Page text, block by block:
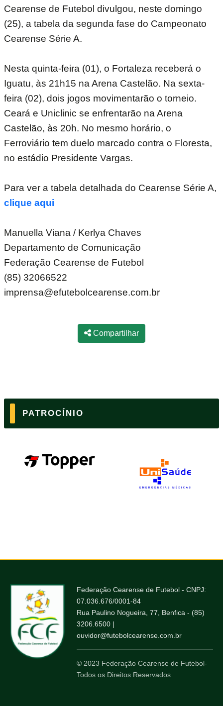
Cearense de Futebol divulgou, neste domingo
(25), a tabela da segunda fase do Campeonato
Cearense Série A.
Nesta quinta-feira (01), o Fortaleza receberá o
Iguatu, às 21h15 na Arena Castelão. Na sexta-
feira (02), dois jogos movimentarão o torneio.
Ceará e Uniclinic se enfrentarão na Arena
Castelão, às 20h. No mesmo horário, o
Ferroviário tem duelo marcado contra o Floresta,
no estádio Presidente Vargas.
Para ver a tabela detalhada do Cearense Série A,
clique aqui
Manuella Viana / Kerlya Chaves
Departamento de Comunicação
Federação Cearense de Futebol
(85) 32066522
imprensa@efutebolcearense.com.br
Compartilhar
PATROCÍNIO
Federação Cearense de Futebol - CNPJ:
07.036.676/0001-84
Rua Paulino Nogueira, 77, Benfica - (85)
3206.6500 |
ouvidor@futebolcearense.com.br
© 2023 Federação Cearense de Futebol-
Todos os Direitos Reservados